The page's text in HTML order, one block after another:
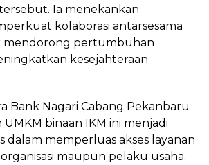
Ia menekankan
kolaborasi antarsesama
pertumbuhan
kesejahteraan
Bank Nagari Cabang Pekanbaru
binaan IKM ini menjadi
dalam memperluas akses layanan
maupun pelaku usaha.